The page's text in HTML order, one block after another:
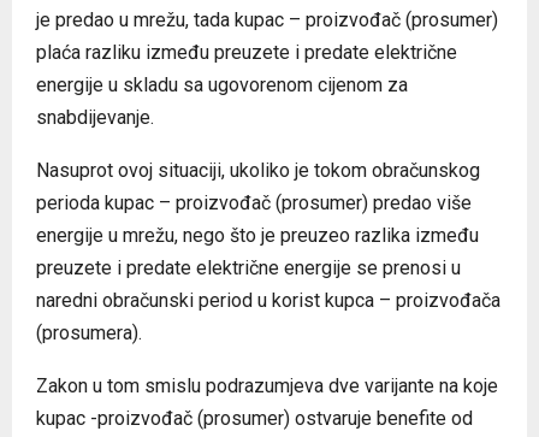
je predao u mrežu, tada kupac – proizvođač (prosumer)
plaća razliku između preuzete i predate električne
energije u skladu sa ugovorenom cijenom za
snabdijevanje.
Nasuprot ovoj situaciji, ukoliko je tokom obračunskog
perioda kupac – proizvođač (prosumer) predao više
energije u mrežu, nego što je preuzeo razlika između
preuzete i predate električne energije se prenosi u
naredni obračunski period u korist kupca – proizvođača
(prosumera).
Zakon u tom smislu podrazumjeva dve varijante na koje
kupac -proizvođač (prosumer) ostvaruje benefite od